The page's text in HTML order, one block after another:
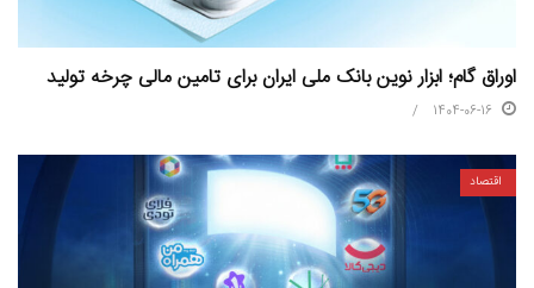
اوراق گام؛ ابزار نوین بانک ملی ایران برای تامین مالی چرخه تولید
1404-06-16
اقتصاد